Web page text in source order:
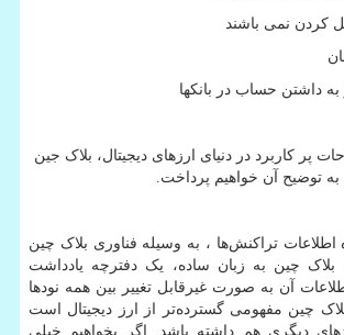
نمی باشند
داشتن حساب در بانک­ها
پر کاربرد در دنیای ارزهای دیجیتال، بلاک جین
به توضیح آن خواهیم پرداخت.
اطلاعات تراکنش‌ها ، به وسیله فناوری بلاک چین
چین به زبان ساده، یک دفترچه یادداشت
آن به صورت غیرقابل تغییر بین همه نودها
چین مفهومی گسترده‌تر از ارز دیجیتال است
دیگری هم داشته باشد. اگر بخواهیم خیلی